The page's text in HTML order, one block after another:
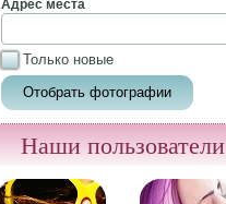
Адрес места
Только новые
Наши пользователи